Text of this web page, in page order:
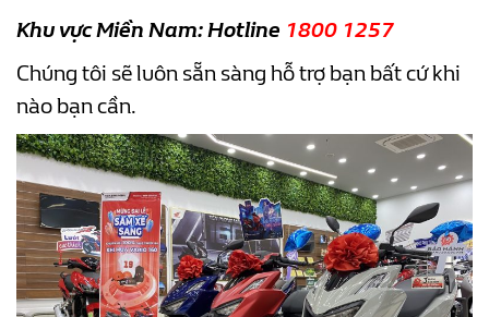
Khu vực Miền Nam: Hotline 1800 1257
Chúng tôi sẽ luôn sẵn sàng hỗ trợ bạn bất cứ khi
nào bạn cần.